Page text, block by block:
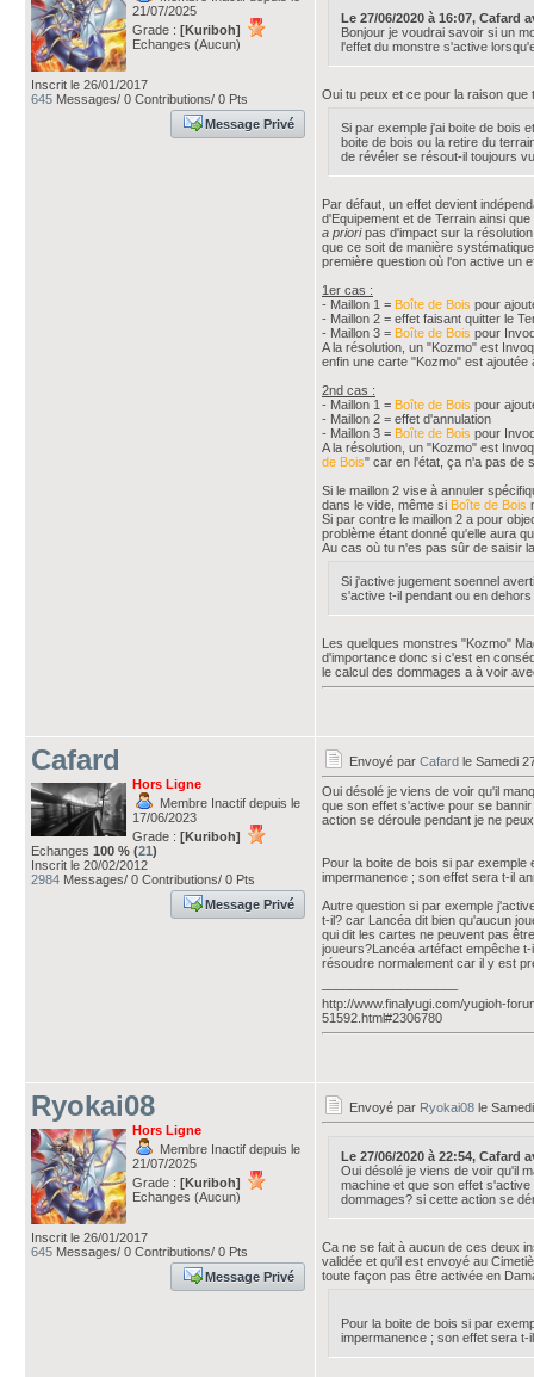
21/07/2025
Grade : [Kuriboh]
Echanges (Aucun)
Inscrit le 26/01/2017
645 Messages/ 0 Contributions/ 0 Pts
Message Privé
Le 27/06/2020 à 16:07, Cafard
Bonjour je voudrai savoir si un
l'effet du monstre s'active
Oui tu peux et ce pour la raison que
Si par exemple j'ai boite de bois
boite de bois ou la retire du
de révéler se résout-il toujours
Par défaut, un effet devient
d'Equipement et de Terrain ainsi
a prioripas d'impact sur la
que ce soit de manière
première question où l'on active un
1er cas :
- Maillon 1 = Boîte de Bois pour
- Maillon 2 = effet faisant quitter le
- Maillon 3 = Boîte de Bois pour
A la résolution, un "Kozmo" est
enfin une carte "Kozmo" est
2nd cas :
- Maillon 1 = Boîte de Bois pour
- Maillon 2 = effet d'annulation
- Maillon 3 = Boîte de Bois pour
A la résolution, un "Kozmo" est
de Bois" car en l'état, ça n'a pas de
Si le maillon 2 vise à annuler
dans le vide, même si Boîte de Bois
Si par contre le maillon 2 a pour
problème étant donné qu'elle aura
Au cas où tu n'es pas sûr de saisir
Si j'active jugement soennel
s'active t-il pendant ou en
Les quelques monstres "Kozmo"
d'importance donc si c'est en
le calcul des dommages a à voir
Cafard
Hors Ligne
Membre Inactif depuis le
17/06/2023
Grade : [Kuriboh]
Echanges 100 % (21)
Inscrit le 20/02/2012
2984 Messages/ 0 Contributions/ 0 Pts
Message Privé
Envoyé par Cafard le Samedi
Oui désolé je viens de voir qu'il
que son effet s'active pour se
action se déroule pendant je ne
Pour la boite de bois si par
impermanence ; son effet sera t-il
Autre question si par exemple
t-il? car Lancéa dit bien qu'aucun
qui dit les cartes ne peuvent pas
joueurs?Lancéa artéfact empêche
résoudre normalement car il y est
http://www.finalyugi.com/yugioh-
51592.html#2306780
Ryokai08
Hors Ligne
Membre Inactif depuis le
21/07/2025
Grade : [Kuriboh]
Echanges (Aucun)
Inscrit le 26/01/2017
645 Messages/ 0 Contributions/ 0 Pts
Message Privé
Envoyé par Ryokai08 le
Le 27/06/2020 à 22:54, Cafard
Oui désolé je viens de voir qu'il
machine et que son effet
dommages? si cette action se
Ca ne se fait à aucun de ces deux
validée et qu'il est envoyé au
toute façon pas être activée en
Pour la boite de bois si par
impermanence ; son effet sera t-